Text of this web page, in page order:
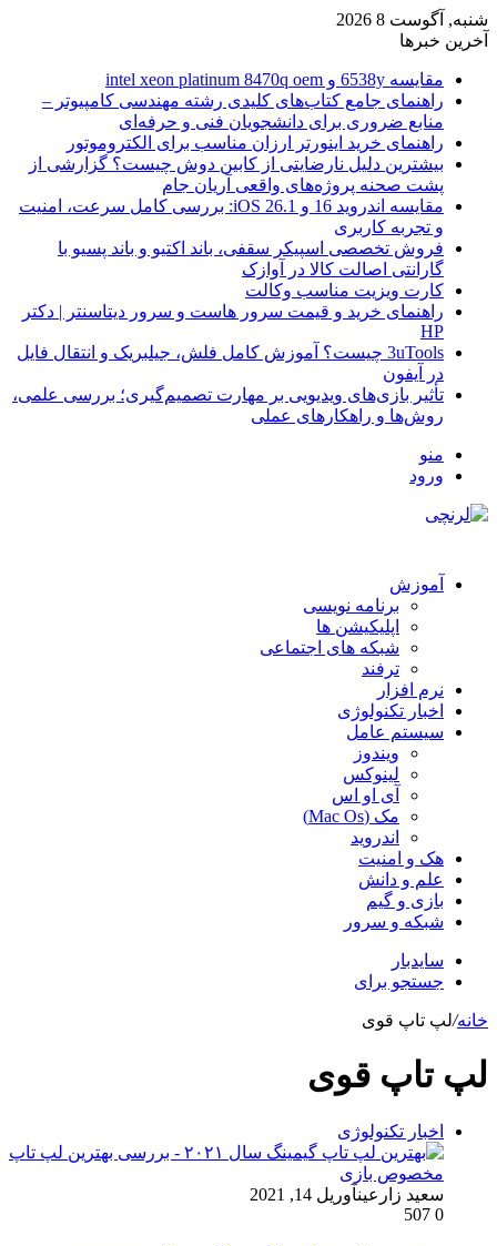
شنبه, آگوست 8 2026
آخرین خبرها
مقایسه 6538y و intel xeon platinum 8470q oem
راهنمای جامع کتاب‌های کلیدی رشته مهندسی کامپیوتر –
منابع ضروری برای دانشجویان فنی و حرفه‌ای
راهنمای خرید اینورتر ارزان مناسب برای الکتروموتور
بیشترین دلیل نارضایتی از کابین دوش چیست؟ گزارشی از
پشت صحنه پروژه‌های واقعی آریان جام
مقایسه اندروید 16 و iOS 26.1: بررسی کامل سرعت، امنیت
و تجربه کاربری
فروش تخصصی اسپیکر سقفی، باند اکتیو و باند پسیو با
گارانتی اصالت کالا در آوازک
کارت ویزیت مناسب وکالت
راهنمای خرید و قیمت سرور هاست و سرور دیتاسنتر | دکتر
HP
3uTools چیست؟ آموزش کامل فلش، جیلبریک و انتقال فایل
در آیفون
تأثیر بازی‌های ویدیویی بر مهارت تصمیم‌گیری؛ بررسی علمی،
روش‌ها و راهکارهای عملی
منو
ورود
آموزش
برنامه نویسی
اپلیکیشن ها
شبکه های اجتماعی
ترفند
نرم افزار
اخبار تکنولوژی
سیستم عامل
ویندوز
لینوکس
آی او اس
مک (Mac Os)
اندروید
هک و امنیت
علم و دانش
بازی و گیم
شبکه و سرور
سایدبار
جستجو برای
خانه/لپ تاپ قوی
لپ تاپ قوی
اخبار تکنولوژی
سعید زارعینآوریل 14, 2021
0